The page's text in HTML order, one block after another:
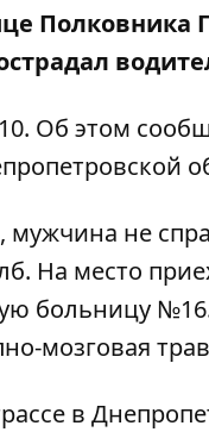
Полковника
Об этом
не
На место
больницу
мозговая
в